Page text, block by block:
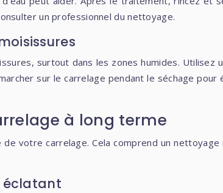
un professionnel du nettoyage.
surtout dans les zones humides. Utilisez
sur le carrelage pendant le séchage
à long terme
votre carrelage. Cela comprend un
éclatant